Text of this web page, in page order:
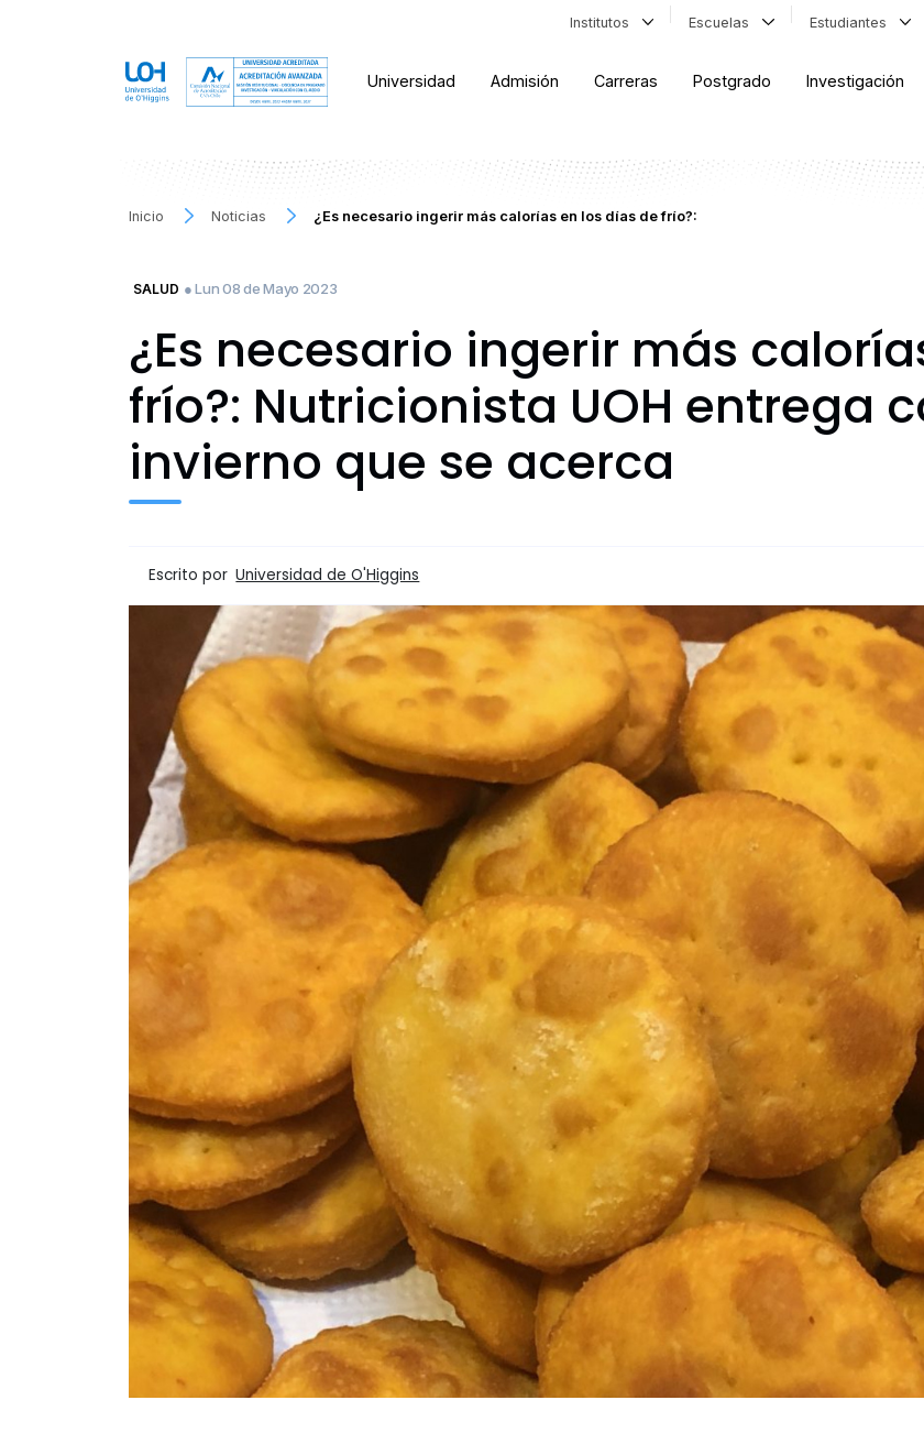
Institutos Escuelas Estudiantes
Universidad Admisión Carreras Postgrado Investigación
Inicio Noticias ¿Es necesario ingerir más calorías en los días de frío?:
SALUD ● Lun 08 de Mayo 2023
¿Es necesario ingerir más
frío?: Nutricionista UOH entrega
invierno que se acerca
Escrito por Universidad de O'Higgins